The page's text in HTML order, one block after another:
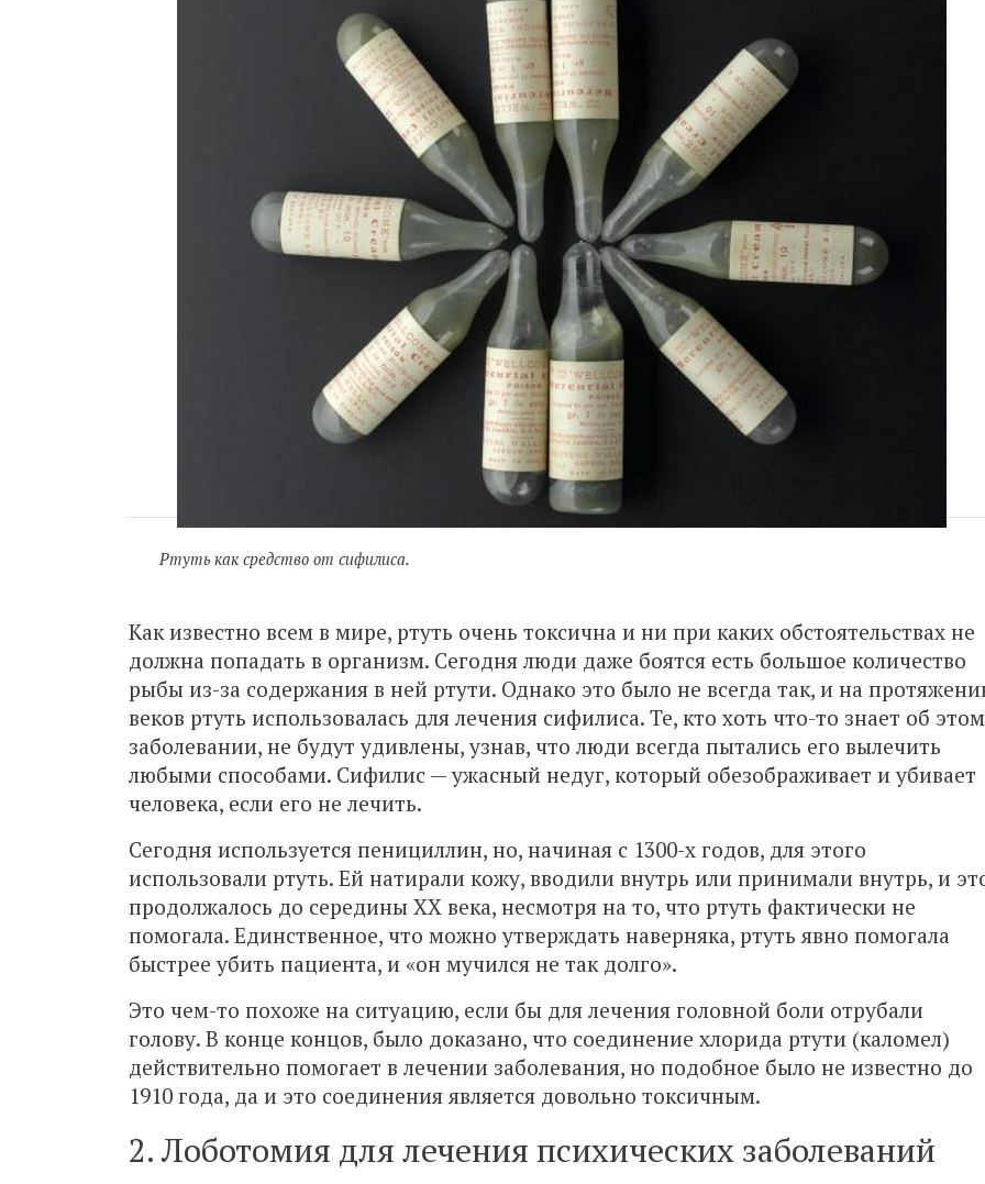
Ртуть как средство от сифилиса.
Как известно всем в мире, ртуть очень токсична и ни при каких обстоятельствах не
должна попадать в организм. Сегодня люди даже боятся есть большое количество
рыбы из-за содержания в ней ртути. Однако это было не всегда так, и на
веков ртуть использовалась для лечения сифилиса. Те, кто хоть что-то знает об этом
заболевании, не будут удивлены, узнав, что люди всегда пытались его вылечить
любыми способами. Сифилис — ужасный недуг, который обезображивает и убивает
человека, если его не лечить.
Сегодня используется пенициллин, но, начиная с 1300-х годов, для этого
использовали ртуть. Ей натирали кожу, вводили внутрь или принимали внутрь, и
продолжалось до середины XX века, несмотря на то, что ртуть фактически не
помогала. Единственное, что можно утверждать наверняка, ртуть явно помогала
быстрее убить пациента, и «он мучился не так долго».
Это чем-то похоже на ситуацию, если бы для лечения головной боли отрубали
голову. В конце концов, было доказано, что соединение хлорида ртути (каломел)
действительно помогает в лечении заболевания, но подобное было не известно до
1910 года, да и это соединения является довольно токсичным.
2. Лоботомия для лечения психических заболеваний